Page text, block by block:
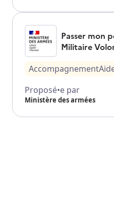
Passer mon
Militaire
Accompagnement
Proposé•e par
Ministère des armées